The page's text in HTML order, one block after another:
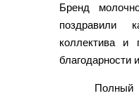
Бренд
поздравили
коллектива и
благодарности